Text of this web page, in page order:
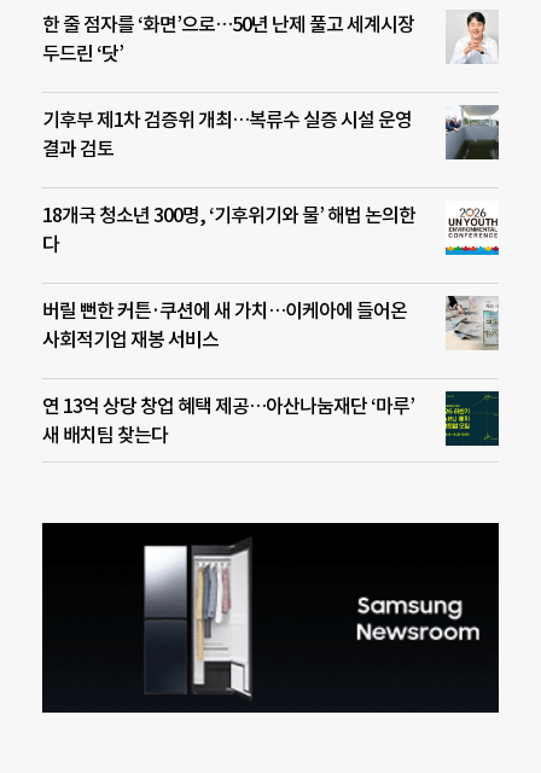
한 줄 점자를 ‘화면’으로…50년 난제 풀고 세계시장
두드린 ‘닷’
기후부 제1차 검증위 개최…복류수 실증 시설 운영
결과 검토
18개국 청소년 300명, ‘기후위기와 물’ 해법 논의한
다
버릴 뻔한 커튼·쿠션에 새 가치…이케아에 들어온
사회적기업 재봉 서비스
연 13억 상당 창업 혜택 제공…아산나눔재단 ‘마루’
새 배치팀 찾는다